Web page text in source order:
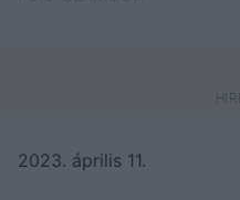
2023. április 11.